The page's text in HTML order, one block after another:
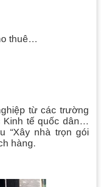
thuê…
từ các trường
Kinh tế quốc dân…
“Xây nhà trọn gói
hàng.